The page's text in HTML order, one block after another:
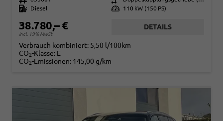
Kraftstoff
Diesel Leistung 110 kW (150 PS)
38.780,– €
incl. 19% MwSt.
DETAILS
Verbrauch kombiniert: 5,50 l/100km
CO2-Klasse: E
CO2-Emissionen: 145,00 g/km